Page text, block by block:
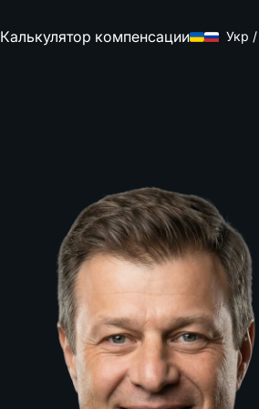
Калькулятор компенсации Укр